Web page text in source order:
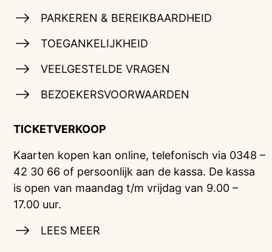
PARKEREN & BEREIKBAARDHEID
TOEGANKELIJKHEID
VEELGESTELDE VRAGEN
BEZOEKERSVOORWAARDEN
TICKETVERKOOP
Kaarten kopen kan online, telefonisch via 0348 –
42 30 66 of persoonlijk aan de kassa. De kassa
is open van maandag t/m vrijdag van 9.00 –
17.00 uur.
LEES MEER